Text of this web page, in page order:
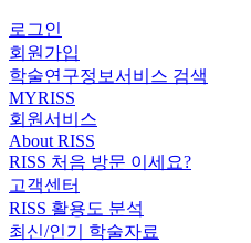
로그인
회원가입
학술연구정보서비스 검색
MYRISS
회원서비스
About RISS
RISS 처음 방문 이세요?
고객센터
RISS 활용도 분석
최신/인기 학술자료